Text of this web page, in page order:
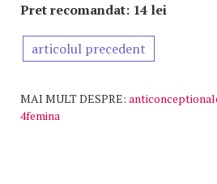
Pret recomandat: 14 lei
articolul precedent
MAI MULT DESPRE:
4femina